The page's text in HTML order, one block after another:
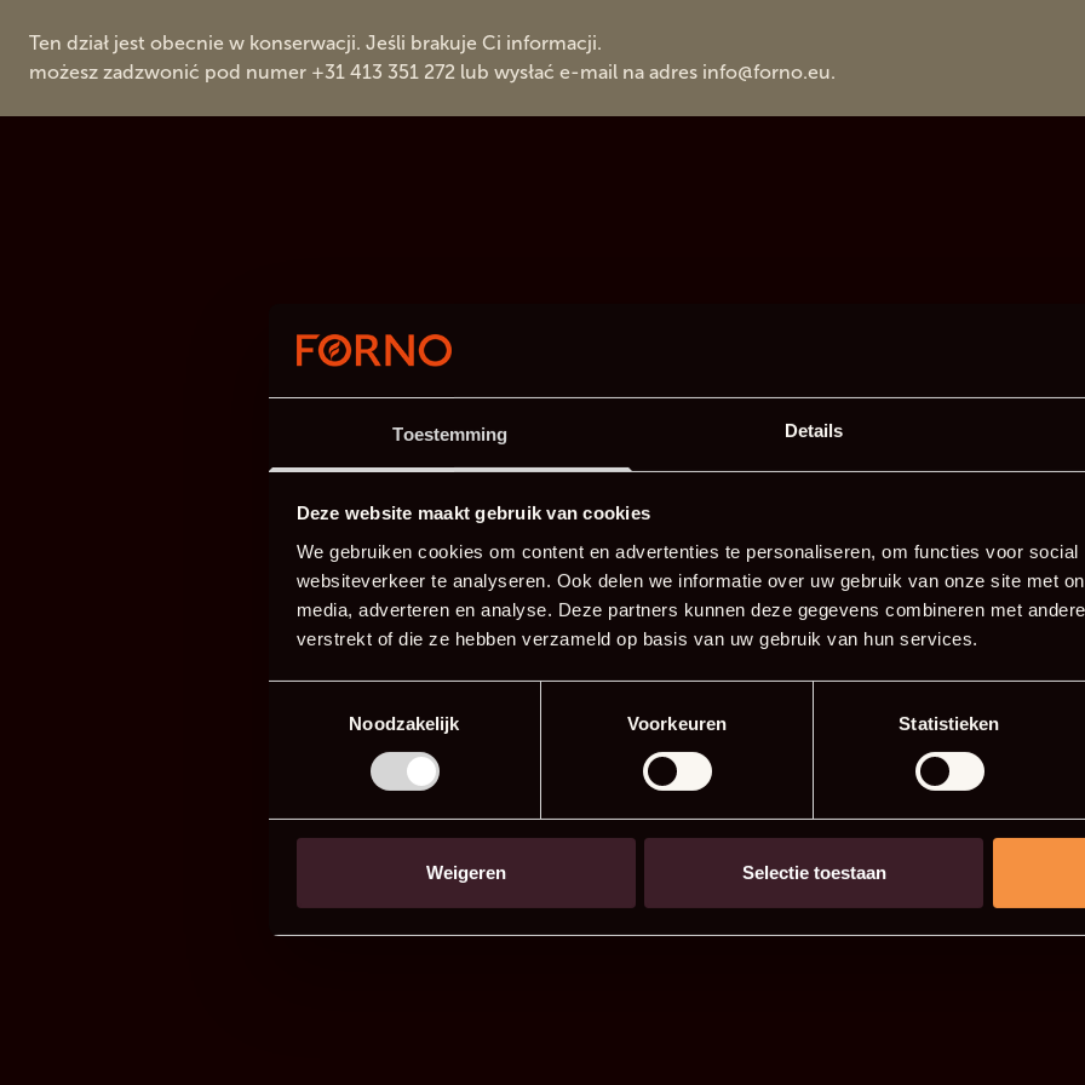
Toestemming Details
Deze website maakt gebruik van cookies
We gebruiken cookies om content en advertenties te personaliseren, om functies voor
websiteverkeer te analyseren. Ook delen we informatie over uw gebruik van onze site met
media, adverteren en analyse. Deze partners kunnen deze gegevens combineren met
verstrekt of die ze hebben verzameld op basis van uw gebruik van hun services.
Noodzakelijk
Voorkeuren Statistieken
Weigeren Selectie toestaan
Ten dział jest obecnie w konserwacji. Jeśli brakuje Ci informacji.
możesz zadzwonić pod numer +31 413 351 272 lub wysłać e-mail na adres info@forno.eu.